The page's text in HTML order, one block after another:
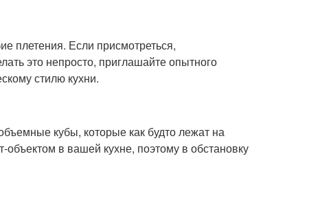
плетения. Если присмотреться,
это непросто, приглашайте опытного
стилю кухни.
кубы, которые как будто лежат на
в вашей кухне, поэтому в обстановку